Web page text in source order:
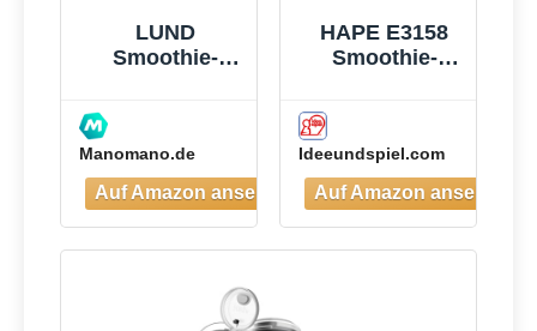
LUND
Smoothie-
Manomano.de
HAPE E3158
Smoothie-
Ideeundspiel.com